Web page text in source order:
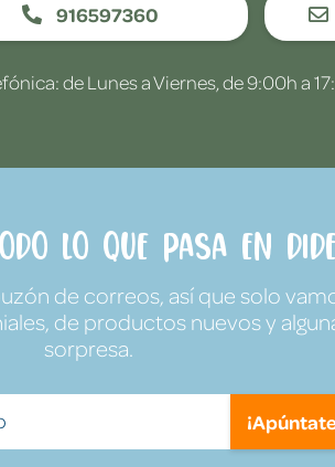
916597360
de Lunes a Viernes, de 9:00h a
lo que pasa en
de correos, así que solo
de productos nuevos y
sorpresa.